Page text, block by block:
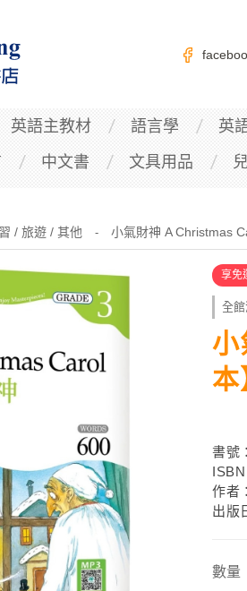
英語主教材 語言學 英
中文書 文具用品
/ 旅遊 / 其他 - 小氣財神 A Christmas
享免
全
書號
作者
出版
數量